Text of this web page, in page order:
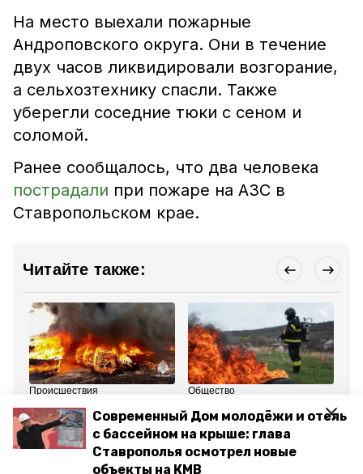
Современный Дом молодёжи и отель
с бассейном на крыше: глава
Ставрополья осмотрел новые
объекты на КМВ
На место выехали пожарные
Андроповского округа. Они в течение
двух часов ликвидировали возгорание,
а сельхозтехнику спасли. Также
уберегли соседние тюки с сеном и
соломой.
Ранее сообщалось, что два человека
пострадали при пожаре на АЗС в
Ставропольском крае.
Читайте также:
Происшествия
17 сентября 2024, 14:52
Специалисты МЧС
потушили пожар на
шиномонтаже в
Минераловодском
Общество
По поручению
губернатора
Владимирова в крае
проверили пожарную
безопасность